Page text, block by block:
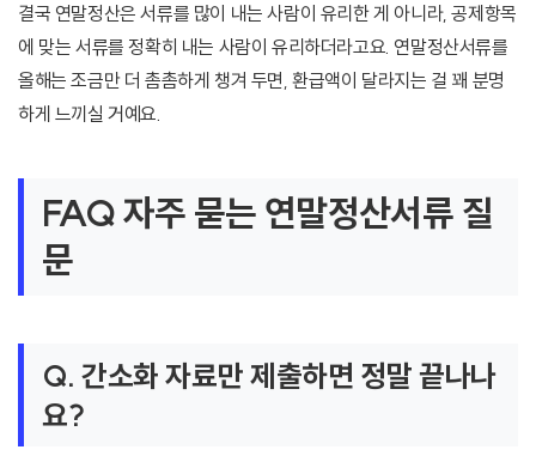
결국 연말정산은 서류를 많이 내는 사람이 유리한 게 아니라, 공제항목
에 맞는 서류를 정확히 내는 사람이 유리하더라고요. 연말정산서류를
올해는 조금만 더 촘촘하게 챙겨 두면, 환급액이 달라지는 걸 꽤 분명
하게 느끼실 거예요.
FAQ 자주 묻는 연말정산서류 질
문
Q. 간소화 자료만 제출하면 정말 끝나나
요?